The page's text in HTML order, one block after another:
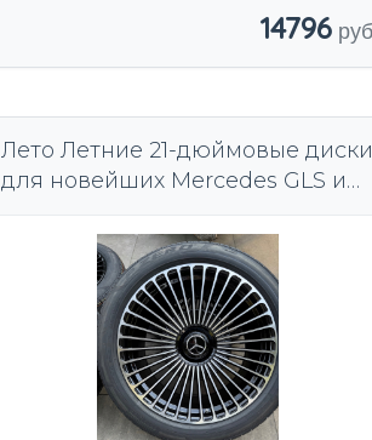
14796
Лето Летние 21-дюймовые диски
для новейших Mercedes GLS и